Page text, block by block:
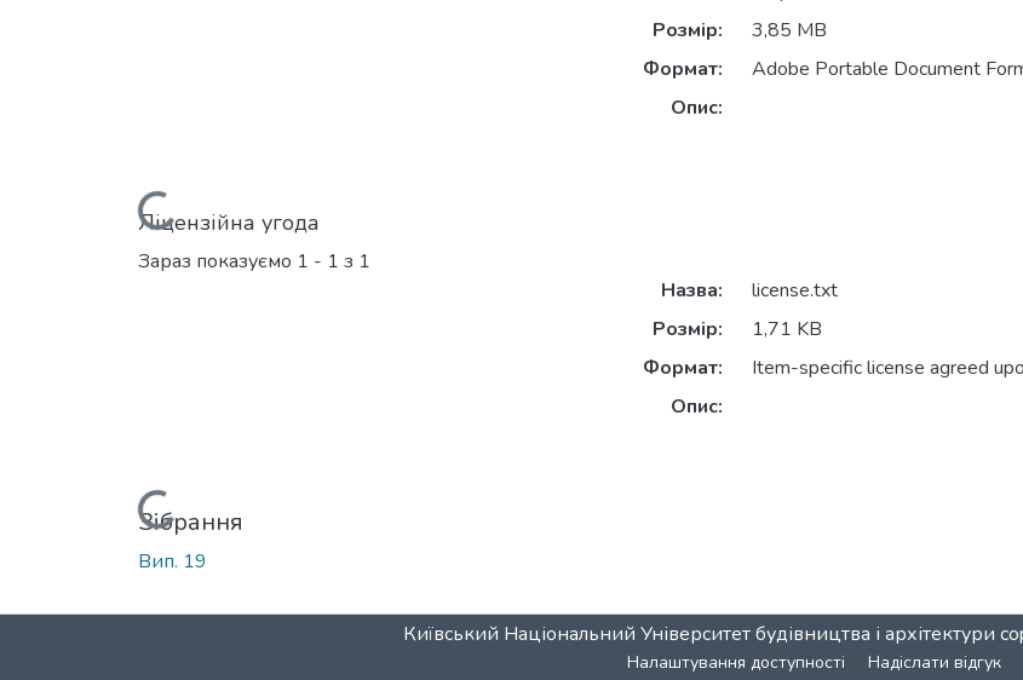
Вантажиться...
Розмір:
3,85 MB
Формат:
Adobe Portable Document
Опис:
Ліцензійна угода
Зараз показуємо 1 - 1 з 1
Вантажиться...
Назва:
license.txt
Розмір:
1,71 KB
Формат:
Item-specific license agreed
Опис:
Зібрання
Вип. 19
Київський Національний Університет будівництва і архітектури
Налаштування доступності Надіслати відгук